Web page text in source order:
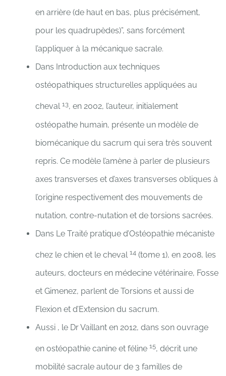
en arrière (de haut en bas, plus précisément,
pour les quadrupèdes)”, sans forcément
l’appliquer à la mécanique sacrale.
Dans Introduction aux techniques
ostéopathiques structurelles appliquées au
cheval13, en 2002, l’auteur, initialement
ostéopathe humain, présente un modèle de
biomécanique du sacrum qui sera très souvent
repris. Ce modèle l’amène à parler de plusieurs
axes transverses et d’axes transverses obliques à
l’origine respectivement des mouvements de
nutation, contre-nutation et de torsions sacrées.
Dans Le Traité pratique d’Ostéopathie mécaniste
chez le chien et le cheval14(tome 1), en 2008, les
auteurs, docteurs en médecine vétérinaire, Fosse
et Gimenez, parlent de Torsions et aussi de
Flexion et d’Extension du sacrum.
Aussi , le Dr Vaillant en 2012, dans son ouvrage
en ostéopathie canine et féline 15, décrit une
mobilité sacrale autour de 3 familles de